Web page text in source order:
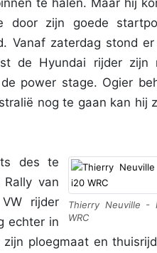
door zijn goede
Vanaf zaterdag stond
de Hyundai rijder zijn
power stage. Ogier
nog te gaan kan hij
Thierry Neuville -
WRC
des te
van
rijder
echter in
ploegmaat en